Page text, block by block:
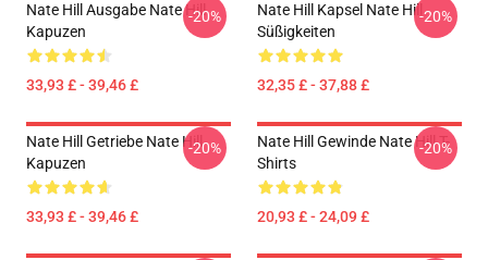
Nate Hill Ausgabe Nate Hill
Kapuzen
33,93 £ - 39,46 £
-20%
Nate Hill Kapsel Nate Hill
Süßigkeiten
32,35 £ - 37,88 £
-20%
Nate Hill Getriebe Nate Hill
Kapuzen
33,93 £ - 39,46 £
-20%
Nate Hill Gewinde Nate Hill T-
Shirts
20,93 £ - 24,09 £
-20%